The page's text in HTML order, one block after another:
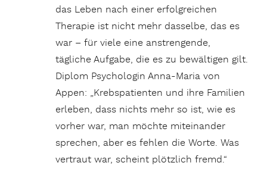
das Leben nach einer erfolgreichen
Therapie ist nicht mehr dasselbe, das es
war – für viele eine anstrengende,
tägliche Aufgabe, die es zu bewältigen gilt.
Diplom Psychologin Anna-Maria von
Appen: „Krebspatienten und ihre Familien
erleben, dass nichts mehr so ist, wie es
vorher war, man möchte miteinander
sprechen, aber es fehlen die Worte. Was
vertraut war, scheint plötzlich fremd.“